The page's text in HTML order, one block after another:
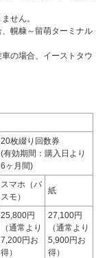
せん。
幌糠～留萌ターミナル
の場合、イーストタウ
20枚綴り回数券
(有効期間：購入日より
6ヶ月間)
スマホ（バ
スモ）
紙
25,800円
（通常より
7,200円お
得）
27,100円
（通常より
5,900円お
得）